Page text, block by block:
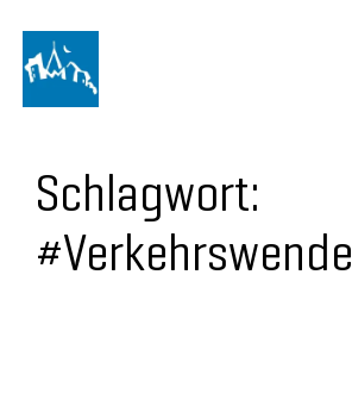
Schlagwort:
#Verkehrswende